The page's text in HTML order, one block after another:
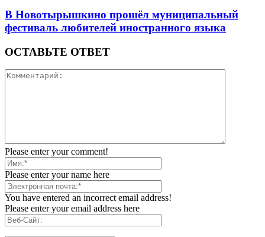
В Новотырышкино прошёл муниципальный
фестиваль любителей иностранного языка
ОСТАВЬТЕ ОТВЕТ
Please enter your comment!
Please enter your name here
You have entered an incorrect email address!
Please enter your email address here